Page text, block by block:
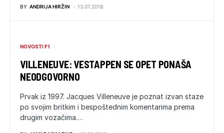
BY ANDRIJA HIRŽIN 13.07.2018.
NOVOSTI F1
VILLENEUVE: VESTAPPEN SE OPET PONAŠA
NEODGOVORNO
Prvak iz 1997. Jacques Villeneuve je poznat izvan staze
po svojim britkim i bespoštednim komentarima prema
drugim vozačima.…